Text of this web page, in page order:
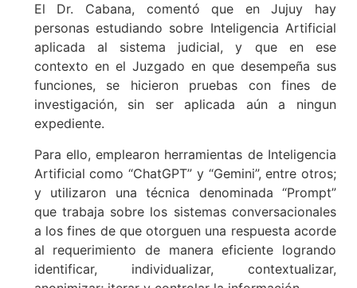
El Dr. Cabana, comentó que en Jujuy hay
personas estudiando sobre Inteligencia Artificial
aplicada al sistema judicial, y que en ese
contexto en el Juzgado en que desempeña sus
funciones, se hicieron pruebas con fines de
investigación, sin ser aplicada aún a ningun
expediente.
Para ello, emplearon herramientas de Inteligencia
Artificial como “ChatGPT” y “Gemini”, entre otros;
y utilizaron una técnica denominada “Prompt”
que trabaja sobre los sistemas conversacionales
a los fines de que otorguen una respuesta acorde
al requerimiento de manera eficiente logrando
identificar, individualizar, contextualizar,